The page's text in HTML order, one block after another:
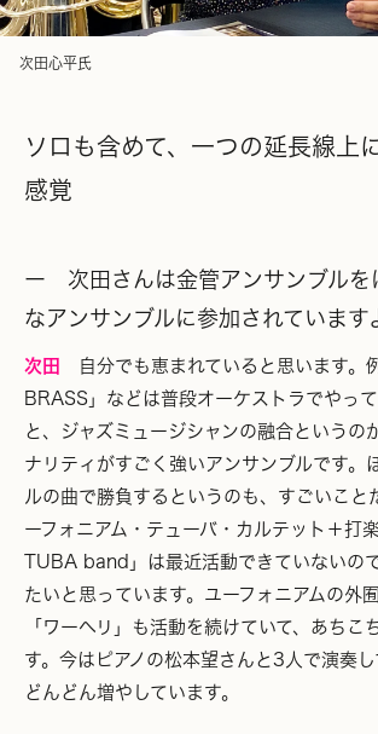
次田心平氏
ソロも含めて、一つの延長線上
感覚
ー 次田さんは金管アンサンブルを
なアンサンブルに参加されています
次田
自分でも恵まれていると思います。
BRASS」などは普段オーケストラでやっ
と、ジャズミュージシャンの融合というの
ナリティがすごく強いアンサンブルです。
ルの曲で勝負するというのも、すごいこと
ーフォニアム・テューバ・カルテット＋打
TUBA band」は最近活動できていないの
たいと思っています。ユーフォニアムの外
「ワーヘリ」も活動を続けていて、あちこ
す。今はピアノの松本望さんと3人で演奏
どんどん増やしています。